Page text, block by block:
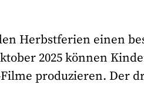
Herbstferien einen
2025 können
produzieren. Der